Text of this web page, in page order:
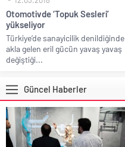
Otomotivde ‘Topuk Sesleri’
yükseliyor
Türkiye’de sanayicilik denildiğinde
akla gelen eril gücün yavaş yavaş
değiştiği...
Güncel Haberler